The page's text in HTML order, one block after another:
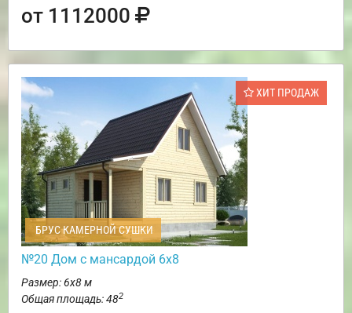
от 1112000
ХИТ ПРОДАЖ
БРУС КАМЕРНОЙ СУШКИ
№20 Дом с мансардой 6х8
Размер: 6х8 м
Общая площадь: 482